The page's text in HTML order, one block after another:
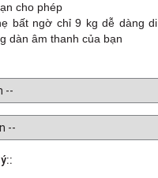
cho phép
bất ngờ chỉ 9 kg dễ dàng
dàn âm thanh của bạn